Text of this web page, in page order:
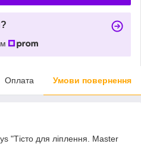
Оплата Умови повернення
"Тісто для ліплення. Master